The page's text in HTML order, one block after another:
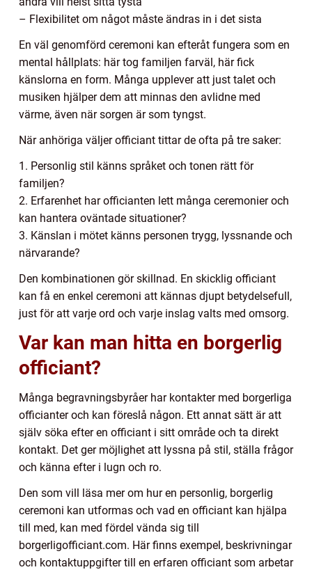
– Flexibilitet om något måste ändras in i det sista
En väl genomförd ceremoni kan efteråt fungera som en
mental hållplats: här tog familjen farväl, här fick
känslorna en form. Många upplever att just talet och
musiken hjälper dem att minnas den avlidne med
värme, även när sorgen är som tyngst.
När anhöriga väljer officiant tittar de ofta på tre saker:
1. Personlig stil känns språket och tonen rätt för
familjen?
2. Erfarenhet har officianten lett många ceremonier och
kan hantera oväntade situationer?
3. Känslan i mötet känns personen trygg, lyssnande och
närvarande?
Den kombinationen gör skillnad. En skicklig officiant
kan få en enkel ceremoni att kännas djupt betydelsefull,
just för att varje ord och varje inslag valts med omsorg.
Var kan man hitta en borgerlig
officiant?
Många begravningsbyråer har kontakter med borgerliga
officianter och kan föreslå någon. Ett annat sätt är att
själv söka efter en officiant i sitt område och ta direkt
kontakt. Det ger möjlighet att lyssna på stil, ställa frågor
och känna efter i lugn och ro.
Den som vill läsa mer om hur en personlig, borgerlig
ceremoni kan utformas och vad en officiant kan hjälpa
till med, kan med fördel vända sig till
borgerligofficiant.com. Här finns exempel, beskrivningar
och kontaktuppgifter till en erfaren officiant som arbetar